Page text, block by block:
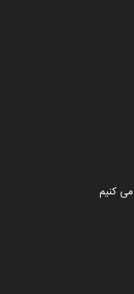
کنیم